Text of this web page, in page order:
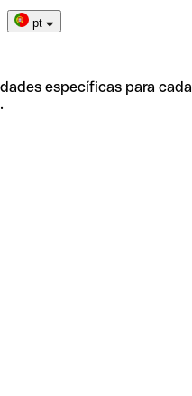
pt
específicas para cada